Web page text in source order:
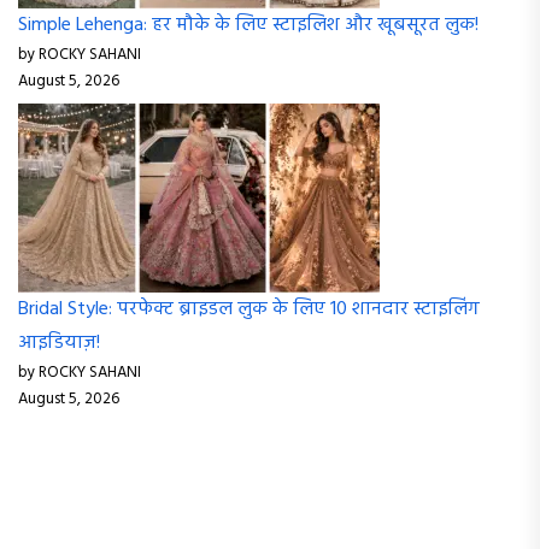
Simple Lehenga: हर मौके के लिए स्टाइलिश और खूबसूरत लुक!
by ROCKY SAHANI
August 5, 2026
Bridal Style: परफेक्ट ब्राइडल लुक के लिए 10 शानदार स्टाइलिंग
आइडियाज़!
by ROCKY SAHANI
August 5, 2026